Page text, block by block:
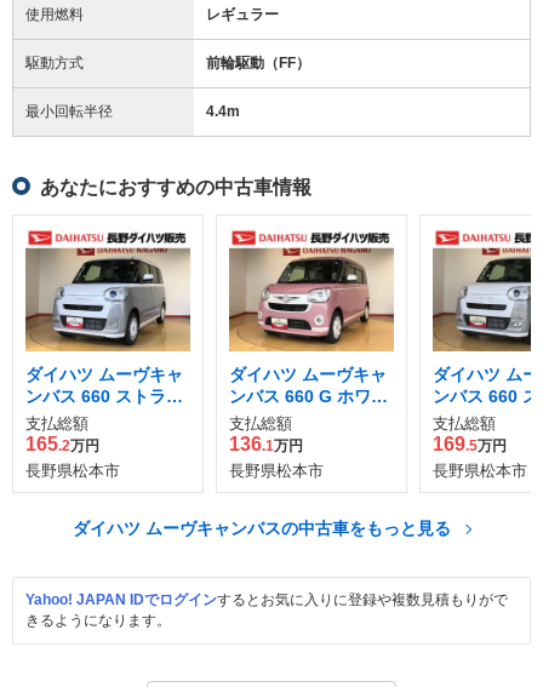
使用燃料 レギュラー
駆動方式 前輪駆動（FF）
最小回転半径 4.4m
あなたにおすすめの中古車情報
ダイハツ ムーヴキャ
ンバス 660 ストライ
プス G
支払総額
165.2万円
長野県松本市
ダイハツ ムーヴキャ
ンバス 660 G ホワイ
トアクセント リミテ
ッド SAIII
支払総額
136.1万円
長野県松本市
ダイハツ ム
ンバス 660
プス G
支払総額
169.5万円
長野県松本市
ダイハツ ムーヴキャンバスの中古車をもっと見る
Yahoo! JAPAN IDでログインするとお気に入りに登録や複数見積もりがで
きるようになります。